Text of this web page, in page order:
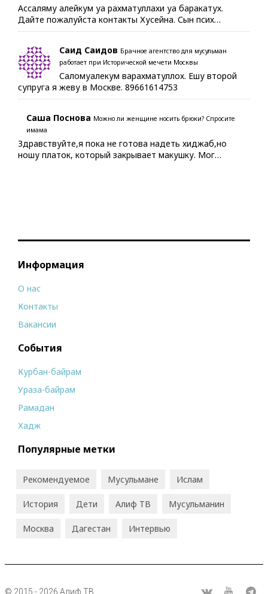
Ассаляму алейкум уа рахматуллахи уа баракатух.
Дайте пожалуйста контакты Хусейна. Сын псих…
Саид Саидов Брачное агентство для мусульман
работает при Исторической мечети Москвы
Саломуалекум варахматуллох. Ешу второй
супруга я жеву в Москве. 89661614753
Саша Поснова Можно ли женщине носить брюки? Спросите
имама
Здравствуйте,я пока не готова надеть хиджаб,но
ношу платок, который закрывает макушку. Мог…
Информация
О нас
Контакты
Вакансии
События
Курбан-байрам
Ураза-байрам
Рамадан
Хадж
Популярные метки
Рекомендуемое Мусульмане Ислам
История Дети Алиф ТВ Мусульманин
Москва Дагестан Интервью
© 2015 - 2026 Алиф ТВ